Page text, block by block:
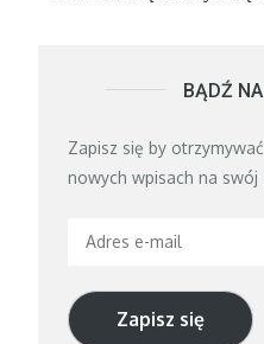
BĄDŹ
Zapisz się by
nowych wpisach na swój
Adres
mail
Zapisz się